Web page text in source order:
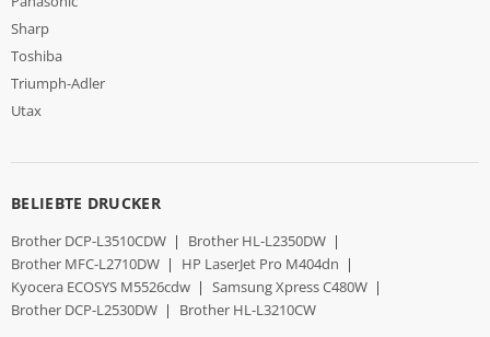
Sharp
Toshiba
Triumph-Adler
Utax
BELIEBTE DRUCKER
Brother DCP-L3510CDW | Brother HL-L2350DW |
Brother MFC-L2710DW | HP LaserJet Pro M404dn |
Kyocera ECOSYS M5526cdw | Samsung Xpress C480W |
Brother DCP-L2530DW | Brother HL-L3210CW